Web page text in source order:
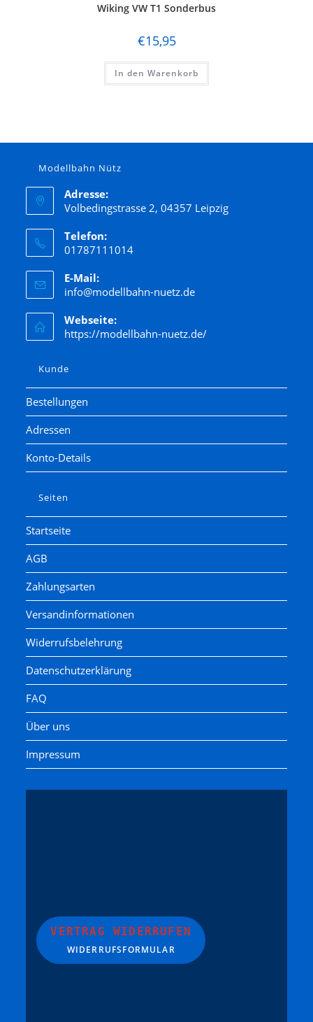
Wiking VW T1 Sonderbus
€15,95
In den Warenkorb
Modellbahn Nütz
Adresse:
Volbedingstrasse 2, 04357 Leipzig
Telefon:
01787111014
E-Mail:
info@modellbahn-nuetz.de
Webseite:
https://modellbahn-nuetz.de/
Kunde
Bestellungen
Adressen
Konto-Details
Seiten
Startseite
AGB
Zahlungsarten
Versandinformationen
Widerrufsbelehrung
Datenschutzerklärung
FAQ
Über uns
Impressum
VERTRAG WIDERRUFEN
WIDERRUFSFORMULAR